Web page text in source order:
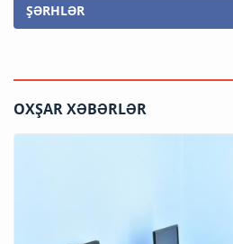
ŞƏRHLƏR
OXŞAR XƏBƏRLƏR